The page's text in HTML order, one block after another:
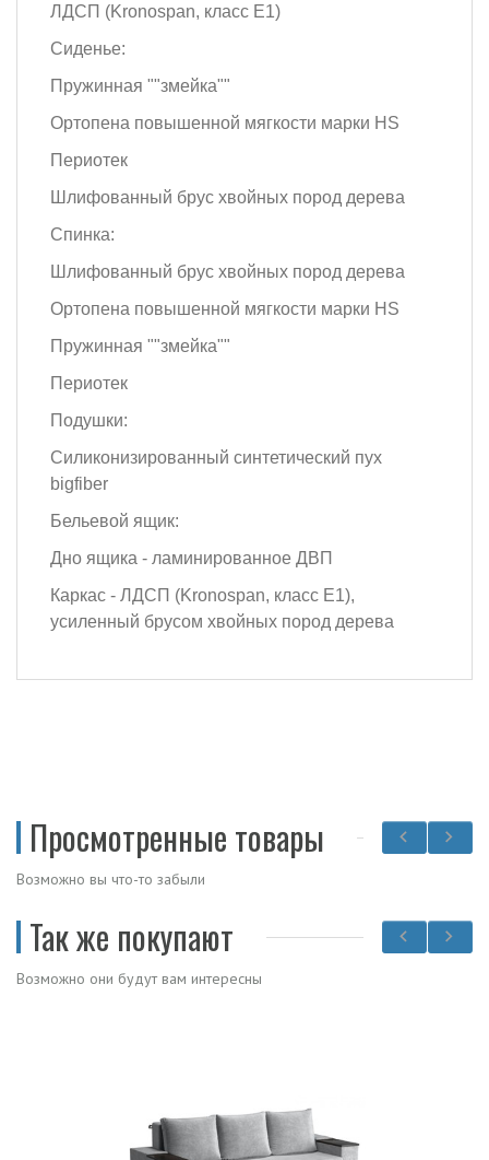
ЛДСП (Kronospan, класс Е1)
Сиденье:
Пружинная ""змейка""
Ортопена повышенной мягкости марки HS
Периотек
Шлифованный брус хвойных пород дерева
Спинка:
Шлифованный брус хвойных пород дерева
Ортопена повышенной мягкости марки HS
Пружинная ""змейка""
Периотек
Подушки:
Силиконизированный синтетический пух
bigfiber
Бельевой ящик:
Дно ящика - ламинированное ДВП
Каркас - ЛДСП (Kronospan, класс Е1),
усиленный брусом хвойных пород дерева
Просмотренные товары
Возможно вы что-то забыли
Так же покупают
Возможно они будут вам интересны